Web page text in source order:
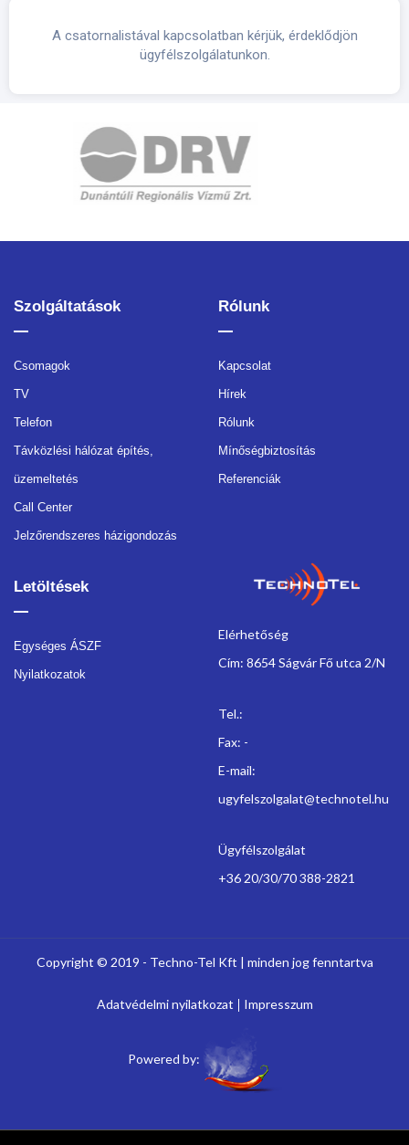
A csatornalistával kapcsolatban kérjük, érdeklődjön
ügyfélszolgálatunkon.
Szolgáltatások
Csomagok
TV
Telefon
Távközlési hálózat építés,
üzemeltetés
Call Center
Jelzőrendszeres házigondozás
Rólunk
Kapcsolat
Hírek
Rólunk
Mínőségbiztosítás
Referenciák
Letöltések
Egységes ÁSZF
Nyilatkozatok
Elérhetőség
Cím: 8654 Ságvár Fő utca 2/N
Tel.:
Fax: -
E-mail:
ugyfelszolgalat@technotel.hu
Ügyfélszolgálat
+36 20/30/70 388-2821
Copyright © 2019 - Techno-Tel Kft | minden jog fenntartva
Adatvédelmi nyilatkozat Impresszum
Powered by: